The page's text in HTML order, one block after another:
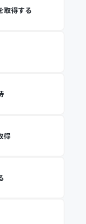
取得する
得